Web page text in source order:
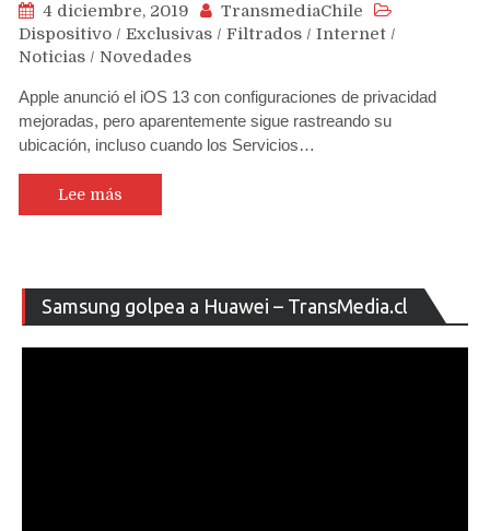
4 diciembre, 2019
TransmediaChile
Dispositivo / Exclusivas / Filtrados / Internet /
Noticias / Novedades
Apple anunció el iOS 13 con configuraciones de privacidad
mejoradas, pero aparentemente sigue rastreando su
ubicación, incluso cuando los Servicios…
Lee más
Samsung golpea a Huawei – TransMedia.cl
de